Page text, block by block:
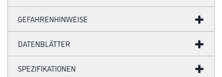
GEFAHRENHINWEISE
DATENBLÄTTER
SPEZIFIKATIONEN